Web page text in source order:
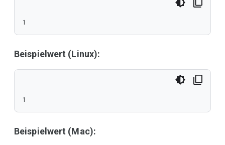
1
Beispielwert (Linux):
1
Beispielwert (Mac):